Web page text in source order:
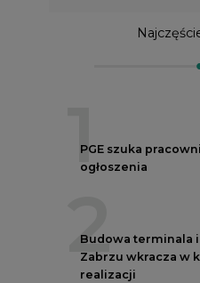
1
PGE szuka
ogłoszenia
2
Budowa terminala
Zabrzu wkracza w
realizacji